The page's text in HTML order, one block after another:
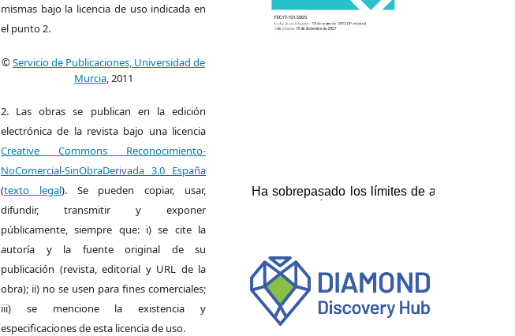
mismas bajo la licencia de uso indicada en
el punto 2.
©Servicio de Publicaciones, Universidad de
Murcia, 2011
2. Las obras se publican en la edición
electrónica de la revista bajo una licencia
Creative Commons Reconocimiento-
NoComercial-SinObraDerivada 3.0 España
(texto legal). Se pueden copiar, usar,
difundir, transmitir y exponer
públicamente, siempre que: i) se cite la
autoría y la fuente original de su
publicación (revista, editorial y URL de la
obra); ii) no se usen para fines comerciales;
iii) se mencione la existencia y
especificaciones de esta licencia de uso.